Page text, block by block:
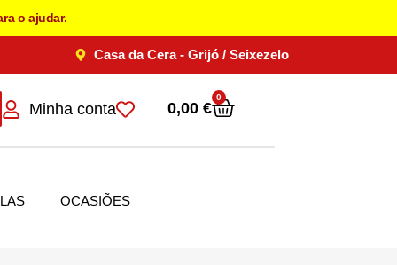
o ajudar.
Casa da Cera - Grijó / Seixezelo
Minha conta 0,00 €
0
OCASIÕES